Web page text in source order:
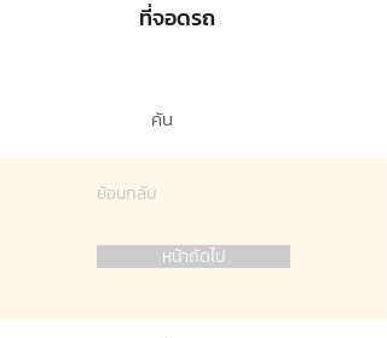
ที่จอดรถ
คัน
ย้อนกลับ
หน้าถัดไป